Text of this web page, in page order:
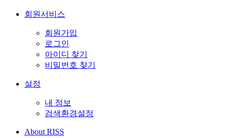
회원서비스
회원가입
로그인
아이디 찾기
비밀번호 찾기
설정
내 정보
검색환경설정
About RISS